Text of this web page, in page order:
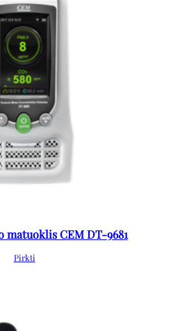
matuoklis CEM DT-9681
Pirkti